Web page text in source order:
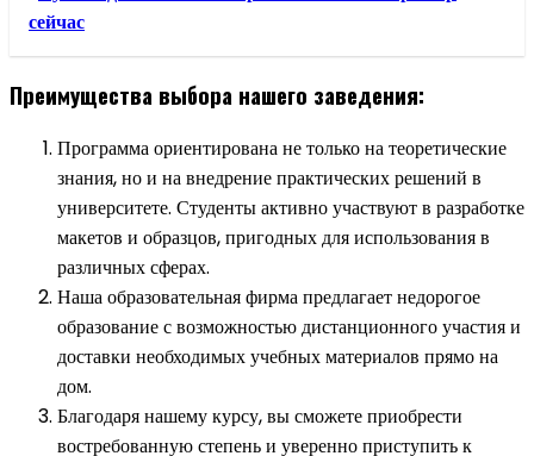
сейчас
Преимущества выбора нашего заведения:
Программа ориентирована не только на теоретические
знания, но и на внедрение практических решений в
университете. Студенты активно участвуют в разработке
макетов и образцов, пригодных для использования в
различных сферах.
Наша образовательная фирма предлагает недорогое
образование с возможностью дистанционного участия и
доставки необходимых учебных материалов прямо на
дом.
Благодаря нашему курсу, вы сможете приобрести
востребованную степень и уверенно приступить к